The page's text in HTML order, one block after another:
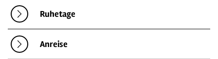
Ruhetage
Anreise